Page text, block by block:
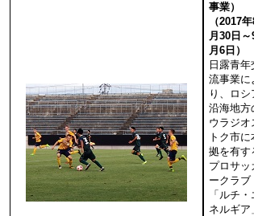
事業）
（2017年8
月30日～9
月6日）
日露青年交
流事業によ
り、ロシア
沿海地方の
ウラジオス
トク市に本
拠を有する
プロサッカ
ークラブ
「ルチ・エ
ネルギア」